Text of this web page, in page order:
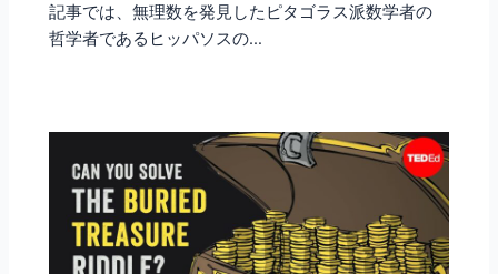
記事では、無理数を発見したピタゴラス派数学者の
哲学者であるヒッパソスの…